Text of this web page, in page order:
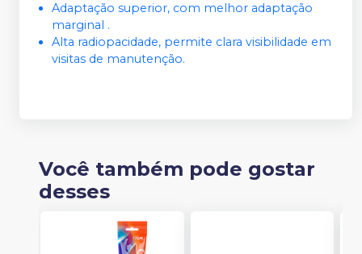
Adaptação superior, com melhor adaptação
marginal .
Alta radiopacidade, permite clara visibilidade em
visitas de manutenção.
Você também pode gostar
desses